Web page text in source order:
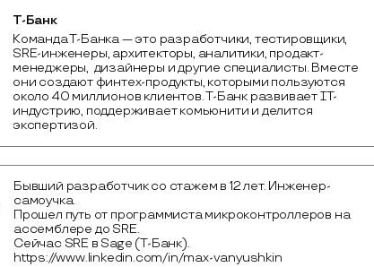
Т-Банк
Команда Т-Банка — это разработчики, тестировщики,
SRE-инженеры, архитекторы, аналитики, продакт-
менеджеры,  дизайнеры и другие специалисты. Вместе
они создают финтех-продукты, которыми пользуются
около 40 миллионов клиентов. Т-Банк развивает IT-
индустрию, поддерживает комьюнити и делится
экспертизой.
Бывший разработчик со стажем в 12 лет. Инженер-
самоучка.
Прошел путь от программиста микроконтроллеров на
ассемблере до SRE.
Сейчас SRE в Sage (Т-Банк).
https://www.linkedin.com/in/max-vanyushkin